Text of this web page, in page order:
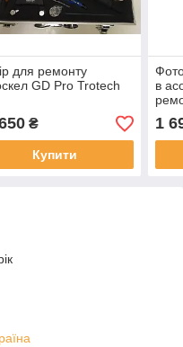
для ремонту
GD Pro Trotech
₴
Купити
в
1